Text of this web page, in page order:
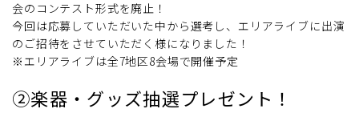
会のコンテスト形式を廃止！
今回は応募していただいた中から選考し、エリアライブに出演
のご招待をさせていただく様になりました！
※エリアライブは全7地区8会場で開催予定
②楽器・グッズ抽選プレゼント！